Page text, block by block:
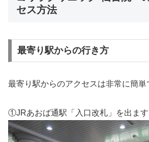
セス方法
最寄り駅からの行き方
最寄り駅からのアクセスは非常に簡単
①JRあおば通駅「入口改札」を出ます